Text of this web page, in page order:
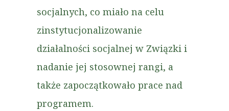
socjalnych, co miało na celu
zinstytucjonalizowanie
działalności socjalnej w Związki i
nadanie jej stosownej rangi, a
także zapoczątkowało prace nad
programem.